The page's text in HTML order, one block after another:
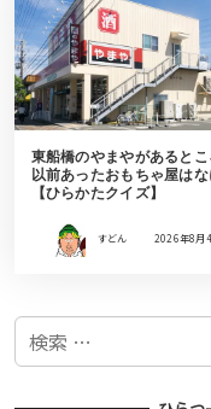
東船橋のやまやがあるとこ
以前あったおもちゃ屋はな
【ひらかたクイズ】
すどん 2026年8月
検